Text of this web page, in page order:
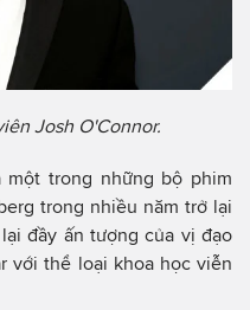
Josh O'Connor.
trong những bộ phim
trong nhiều năm trở lại
đầy ấn tượng của vị đạo
với thể loại khoa học viễn